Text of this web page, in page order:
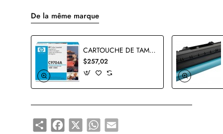
De la même marque
CARTOUCHE DE TAMBOUR HP C9704A ORIGINALE
$257,02
Share Facebook
X WhatsApp
Email